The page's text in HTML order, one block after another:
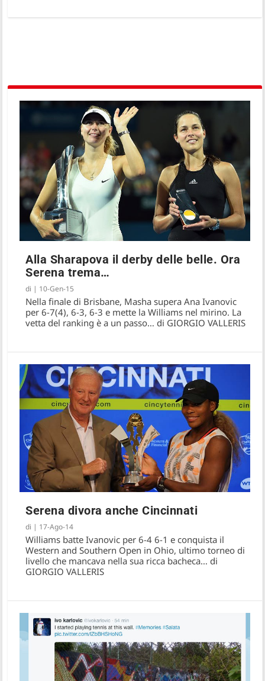
Alla Sharapova il derby delle belle. Ora
Serena trema…
di | 10-Gen-15
Nella finale di Brisbane, Masha supera Ana Ivanovic
per 6-7(4), 6-3, 6-3 e mette la Williams nel mirino. La
vetta del ranking è a un passo… di GIORGIO VALLERIS
Serena divora anche Cincinnati
di | 17-Ago-14
Williams batte Ivanovic per 6-4 6-1 e conquista il
Western and Southern Open in Ohio, ultimo torneo di
livello che mancava nella sua ricca bacheca… di
GIORGIO VALLERIS